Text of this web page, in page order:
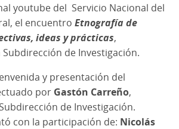
youtube del Servicio Nacional del
el encuentro Etnografía de
ideas y prácticas,
de Investigación.
y presentación del
por Gastón Carreño,
de Investigación.
con la participación de: Nicolás